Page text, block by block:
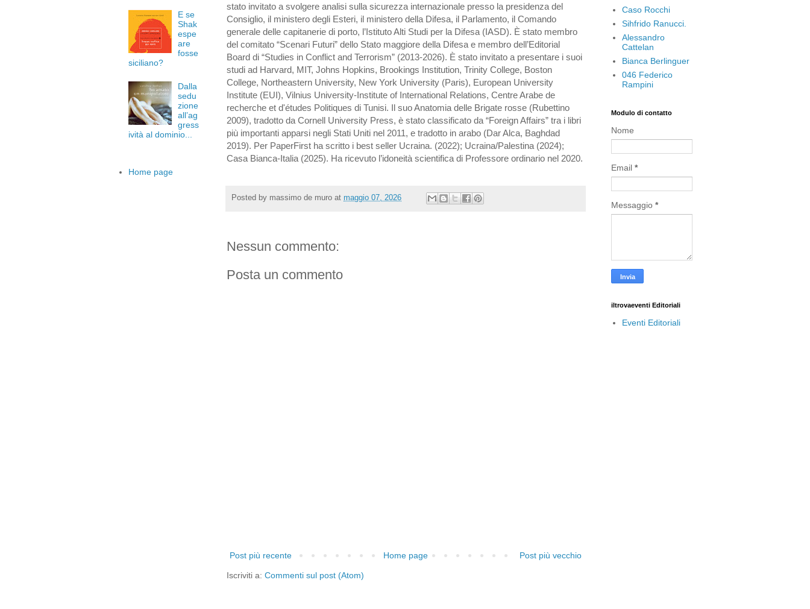
stato invitato a svolgere analisi sulla sicurezza internazionale presso la presidenza del
Consiglio, il ministero degli Esteri, il ministero della Difesa, il Parlamento, il Comando
generale delle capitanerie di porto, l’Istituto Alti Studi per la Difesa (IASD). È stato membro
del comitato “Scenari Futuri” dello Stato maggiore della Difesa e membro dell’Editorial
Board di “Studies in Conflict and Terrorism” (2013-2026). È stato invitato a presentare i suoi
studi ad Harvard, MIT, Johns Hopkins, Brookings Institution, Trinity College, Boston
College, Northeastern University, New York University (Paris), European University
Institute (EUI), Vilnius University-Institute of International Relations, Centre Arabe de
recherche et d'études Politiques di Tunisi. Il suo Anatomia delle Brigate rosse (Rubettino
2009), tradotto da Cornell University Press, è stato classificato da “Foreign Affairs” tra i libri
più importanti apparsi negli Stati Uniti nel 2011, e tradotto in arabo (Dar Alca, Baghdad
2019). Per PaperFirst ha scritto i best seller Ucraina. (2022); Ucraina/Palestina (2024);
Casa Bianca-Italia (2025). Ha ricevuto l’idoneità scientifica di Professore ordinario nel 2020.
Posted by massimo de muro at maggio 07, 2026
Nessun commento:
Posta un commento
Post più recente Post più vecchio
Home page
Iscriviti a: Commenti sul post (Atom)
E se
Shak
espe
are
fosse
siciliano?
Dalla
sedu
zione
all’ag
gress
ività al dominio...
Home page
Caso Rocchi
Sihfrido Ranucci.
Alessandro
Cattelan
Bianca Berlinguer
046 Federico
Rampini
Modulo di contatto
Nome
Email *
Messaggio *
iltrovaeventi Editoriali
Eventi Editoriali